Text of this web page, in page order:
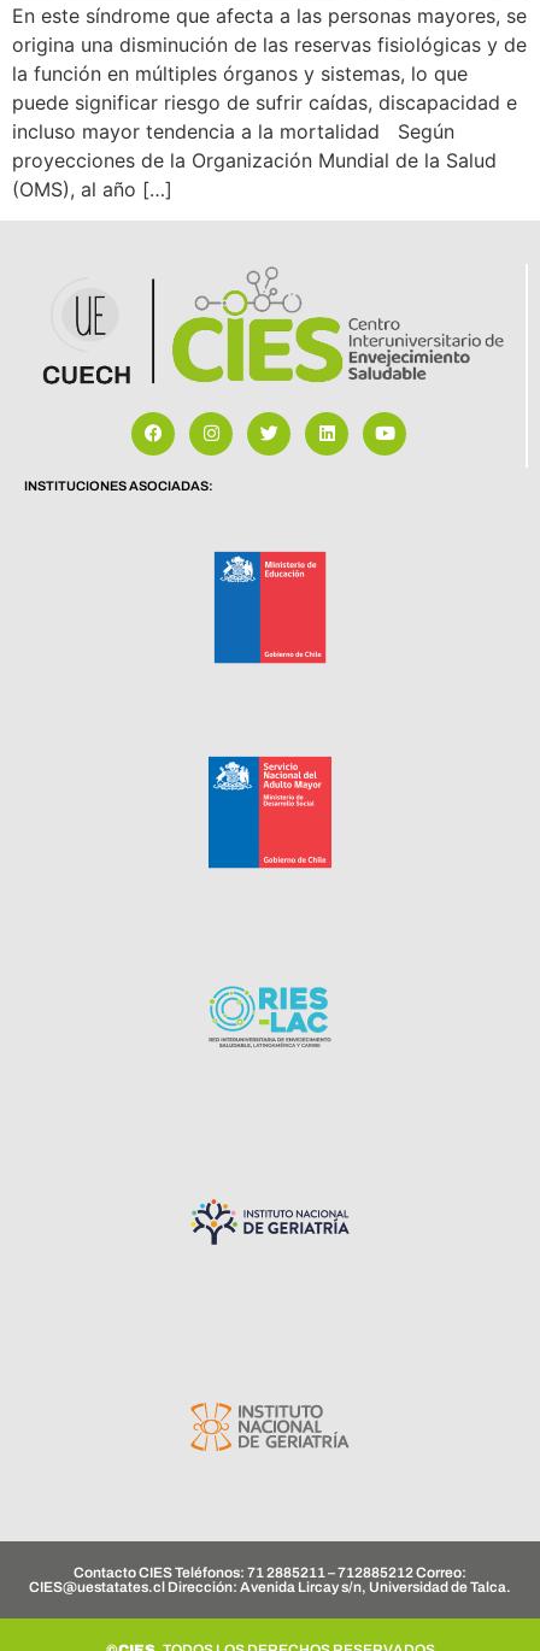
En este síndrome que afecta a las personas mayores, se
origina una disminución de las reservas fisiológicas y de
la función en múltiples órganos y sistemas, lo que
puede significar riesgo de sufrir caídas, discapacidad e
incluso mayor tendencia a la mortalidad Según
proyecciones de la Organización Mundial de la Salud
(OMS), al año […]
INSTITUCIONES ASOCIADAS:
Contacto CIES Teléfonos: 71 2885211 – 712885212 Correo:
CIES@uestatates.cl Dirección: Avenida Lircay s/n, Universidad de Talca.